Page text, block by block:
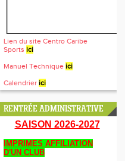
Lien du site Centro Caribe
Sports ici
Manuel Technique ici
Calendrier ici
RENTRÉE ADMINISTRATIVE
SAISON 2026-2027
IMPRIMES AFFILIATION
D'UN CLUB